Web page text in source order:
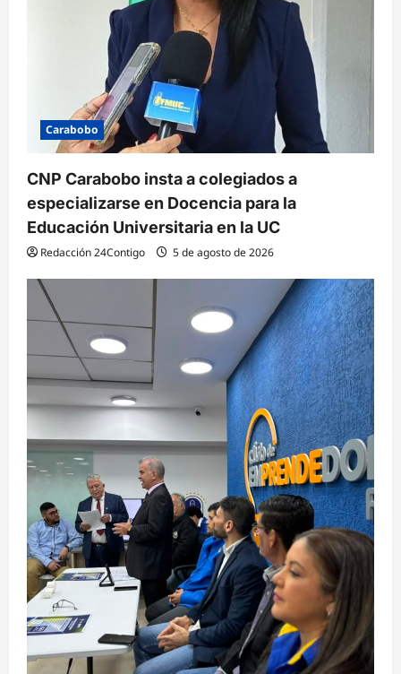
Carabobo
CNP Carabobo insta a colegiados a
especializarse en Docencia para la
Educación Universitaria en la UC
Redacción 24Contigo 5 de agosto de 2026